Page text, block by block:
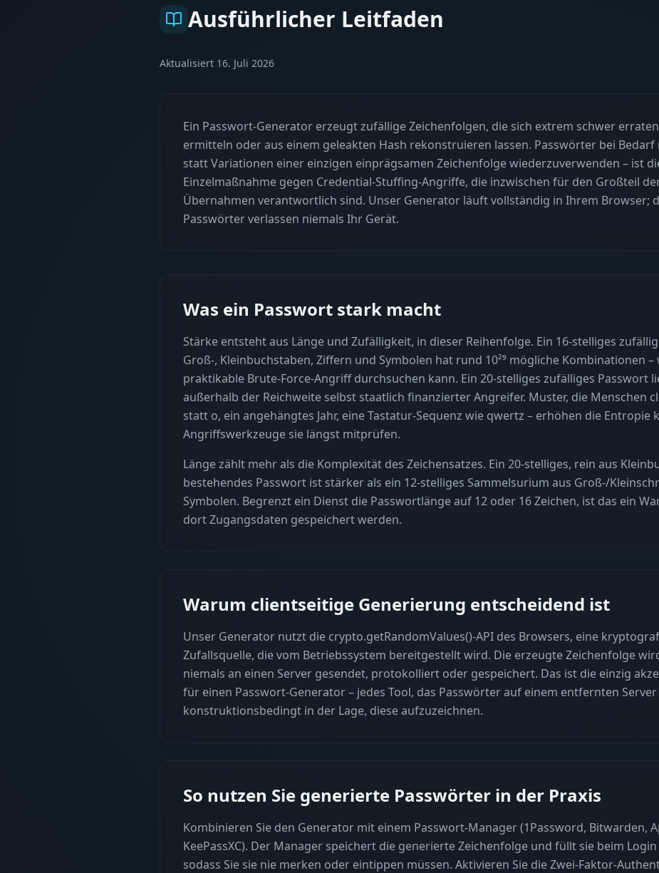
Ausführlicher Leitfaden
Aktualisiert 16. Juli 2026
Ein Passwort-Generator erzeugt zufällige Zeichenfolgen, die sich extrem schwer
ermitteln oder aus einem geleakten Hash rekonstruieren lassen. Passwörter bei Bedarf
statt Variationen einer einzigen einprägsamen Zeichenfolge wiederzuverwenden – ist
Einzelmaßnahme gegen Credential-Stuffing-Angriffe, die inzwischen für den Großteil
Übernahmen verantwortlich sind. Unser Generator läuft vollständig in Ihrem Browser;
Passwörter verlassen niemals Ihr Gerät.
Was ein Passwort stark macht
Stärke entsteht aus Länge und Zufälligkeit, in dieser Reihenfolge. Ein 16-stelliges
Groß-, Kleinbuchstaben, Ziffern und Symbolen hat rund 10²⁹ mögliche Kombinationen –
praktikable Brute-Force-Angriff durchsuchen kann. Ein 20-stelliges zufälliges Passwort
außerhalb der Reichweite selbst staatlich finanzierter Angreifer. Muster, die Menschen
statt o, ein angehängtes Jahr, eine Tastatur-Sequenz wie qwertz – erhöhen die Entropie
Angriffswerkzeuge sie längst mitprüfen.
Länge zählt mehr als die Komplexität des Zeichensatzes. Ein 20-stelliges, rein aus
bestehendes Passwort ist stärker als ein 12-stelliges Sammelsurium aus Groß-/
Symbolen. Begrenzt ein Dienst die Passwortlänge auf 12 oder 16 Zeichen, ist das ein
dort Zugangsdaten gespeichert werden.
Warum clientseitige Generierung entscheidend ist
Unser Generator nutzt die crypto.getRandomValues()-API des Browsers, eine
Zufallsquelle, die vom Betriebssystem bereitgestellt wird. Die erzeugte Zeichenfolge
niemals an einen Server gesendet, protokolliert oder gespeichert. Das ist die einzig
für einen Passwort-Generator – jedes Tool, das Passwörter auf einem entfernten
konstruktionsbedingt in der Lage, diese aufzuzeichnen.
So nutzen Sie generierte Passwörter in der Praxis
Kombinieren Sie den Generator mit einem Passwort-Manager (1Password, Bitwarden,
KeePassXC). Der Manager speichert die generierte Zeichenfolge und füllt sie beim
sodass Sie sie nie merken oder eintippen müssen. Aktivieren Sie die Zwei-Faktor-